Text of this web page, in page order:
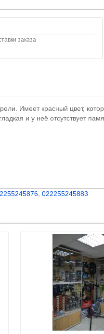
заказа
Имеет красный цвет,
и у неё отсутствует
022255245883